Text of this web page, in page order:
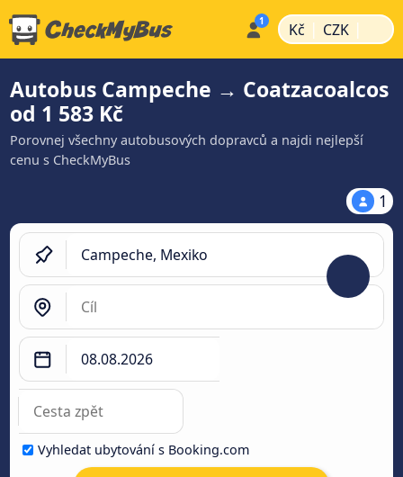
Kč | CZK |
Autobus Campeche → Coatzacoalcos
od 1 583 Kč
Porovnej všechny autobusových dopravců a najdi nejlepší
cenu s CheckMyBus
1
Vyhledat ubytování s Booking.com